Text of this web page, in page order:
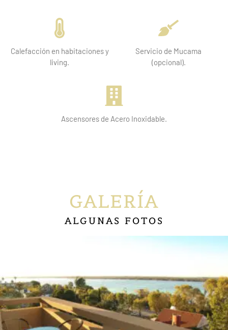
Calefacción en habitaciones y
living.
Servicio de Mucama
(opcional).
Ascensores de Acero Inoxidable.
GALERÍA
ALGUNAS FOTOS